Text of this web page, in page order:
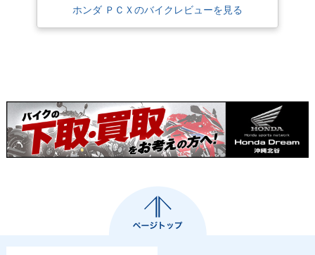
ホンダ ＰＣＸのバイクレビューを見る